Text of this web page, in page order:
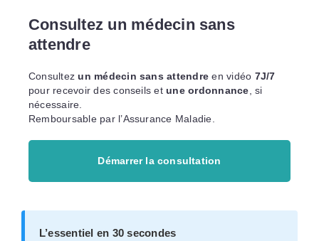
Consultez un médecin sans
attendre
Consultezun médecin sans attendre en vidéo 7J/7
pour recevoir des conseils etune ordonnance , si
nécessaire.
Remboursable par l’Assurance Maladie.
Démarrer la consultation
L’essentiel en 30 secondes